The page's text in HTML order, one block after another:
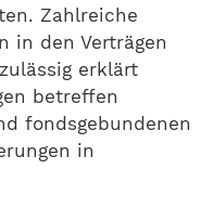
Zahlreiche
in den Verträgen
erklärt
betreffen
fondsgebundenen
in